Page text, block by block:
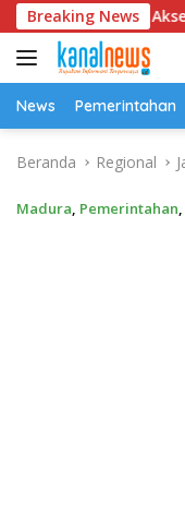
Langsung
ke
konten
Breaking News
Akses Warga
News Pemerintahan
Beranda Regional
Madura, Pemerintahan,